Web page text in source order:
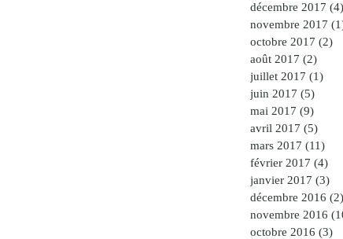
décembre 2017 (4)
novembre 2017
octobre 2017 (2)
août 2017 (2)
juillet 2017 (1)
juin 2017 (5)
mai 2017 (9)
avril 2017 (5)
mars 2017 (11)
février 2017 (4)
janvier 2017 (3)
décembre 2016 (2)
novembre 2016
octobre 2016 (3)